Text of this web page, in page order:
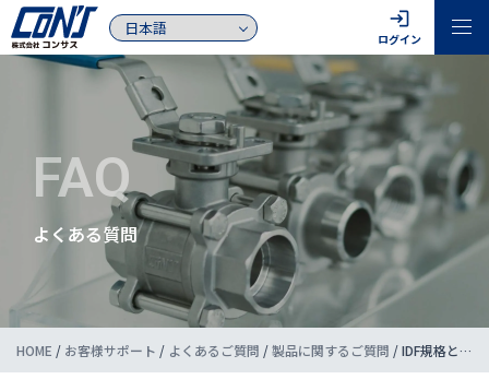
login
ログイン
FAQ
よくある質問
HOME / お客様サポート / よくあるご質問 /製品に関するご質問 /IDF規格とISO規格の違いは？